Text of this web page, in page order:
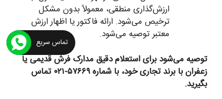
ارزش‌گذاری منطقی، معمولاً بدون مشکل
ترخیص می‌شود. ارائه فاکتور یا اظهار ارزش
معتبر توصیه می‌شود.
توصیه می‌شود برای استعلام دقیق مدارک فرش قدیمی یا
زعفران با برند تجاری خود، با شماره ۵۷۶۶۹-۰۲۱ تماس
بگیرید.
تماس سریع